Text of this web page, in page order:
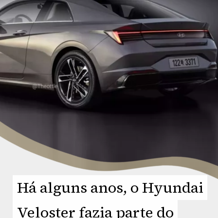
Há alguns anos, o Hyundai
Veloster fazia parte do
Há alguns anos, o Hyundai
Veloster fazia parte do